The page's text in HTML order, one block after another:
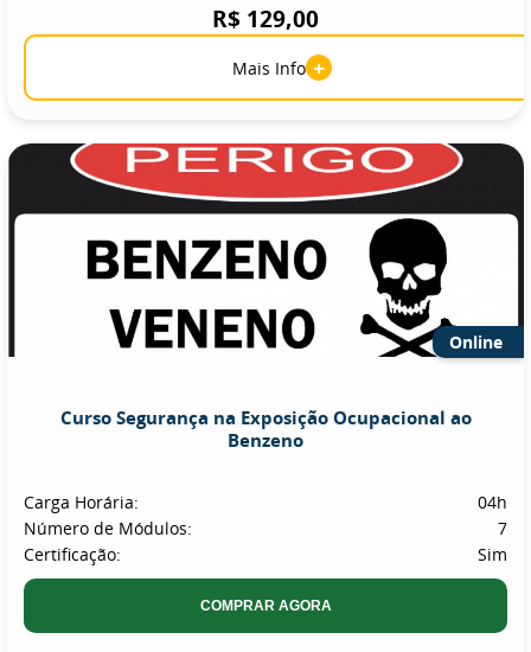
R$ 129,00
Mais Info +
Online
Curso Segurança na Exposição Ocupacional ao
Benzeno
Carga Horária:
04h
Número de Módulos:
7
Certificação:
Sim
COMPRAR AGORA